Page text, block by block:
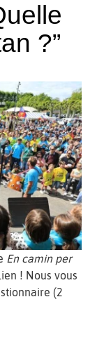
?”
En camin per
! Nous vous
(2